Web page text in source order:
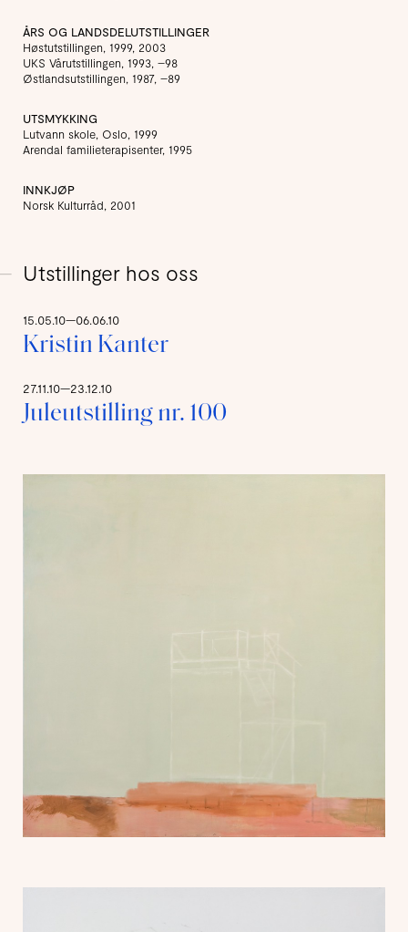
ÅRS OG LANDSDELUTSTILLINGER
Høstutstillingen, 1999, 2003
UKS Vårutstillingen, 1993, –98
Østlandsutstillingen, 1987, –89
UTSMYKKING
Lutvann skole, Oslo, 1999
Arendal familieterapisenter, 1995
INNKJØP
Norsk Kulturråd, 2001
Utstillinger hos oss
15.05.10—06.06.10
Kristin Kanter
27.11.10—23.12.10
Juleutstilling nr. 100